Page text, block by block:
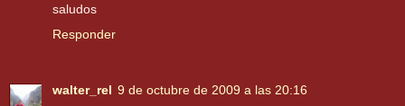
saludos
Responder
walter_rel 9 de octubre de 2009 a las 20:16